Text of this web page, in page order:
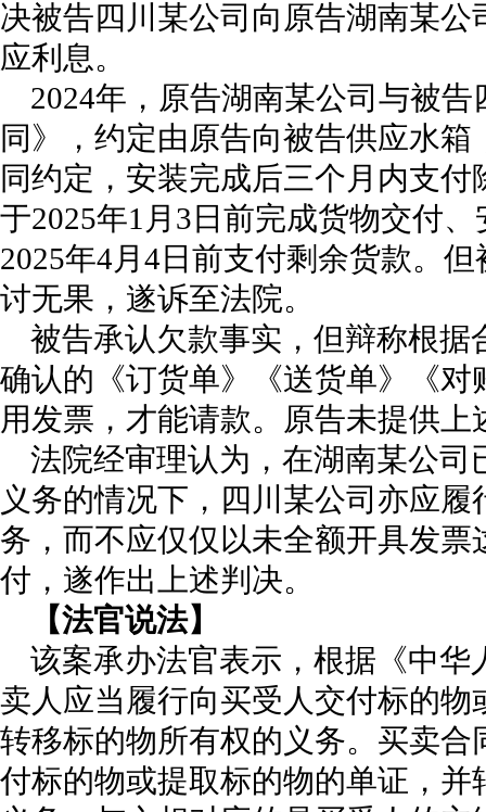
决被告四川某公司向原告湖南某
应利息。
2024年，原告湖南某公司与被
同》，约定由原告向被告供应水
同约定，安装完成后三个月内支
于2025年1月3日前完成货物交付
2025年4月4日前支付剩余货款。
讨无果，遂诉至法院。
被告承认欠款事实，但辩称根
确认的《订货单》《送货单》《
用发票，才能请款。原告未提供
法院经审理认为，在湖南某公
义务的情况下，四川某公司亦应
务，而不应仅仅以未全额开具发
付，遂作出上述判决。
【法官说法】
该案承办法官表示，根据《中
卖人应当履行向买受人交付标的
转移标的物所有权的义务。买卖
付标的物或提取标的物的单证，